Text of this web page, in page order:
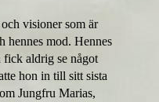
visioner som är
hennes mod. Hennes
fick aldrig se något
hon in till sitt sista
Jungfru Marias,